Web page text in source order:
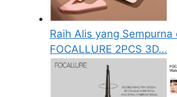
Raih Alis yang Sempurna
FOCALLURE 2PCS 3D…